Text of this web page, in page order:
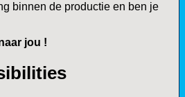
binnen de productie en ben je
jou !